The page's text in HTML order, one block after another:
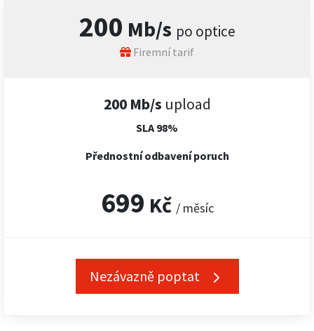
200 Mb/s po optice
Firemní tarif
200 Mb/s upload
SLA 98%
Přednostní odbavení poruch
699 Kč / měsíc
Nezávazně poptat